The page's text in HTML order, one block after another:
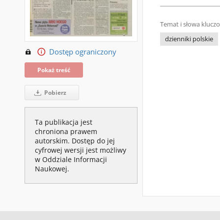
Dostęp ograniczony
Pokaż treść
Pobierz
Ta publikacja jest
chroniona prawem
autorskim. Dostęp do jej
cyfrowej wersji jest możliwy
w Oddziale Informacji
Naukowej.
Temat i słowa
dzienniki polskie